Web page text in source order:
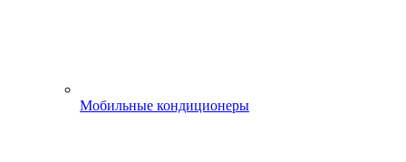
Мобильные кондиционеры